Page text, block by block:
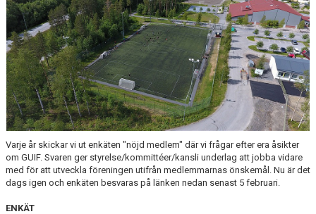
DOKUMENT
AVGIFTER
FRITIDSKORTET
MATERIALINKÖP
TOLK
NATTVANDRING
Varje år skickar vi ut enkäten "nöjd medlem" där vi frågar efter era åsikter
om GUIF. Svaren ger styrelse/kommittéer/kansli underlag att jobba vidare
med för att utveckla föreningen utifrån medlemmarnas önskemål. Nu är det
dags igen och enkäten besvaras på länken nedan senast 5 februari.
ENKÄT